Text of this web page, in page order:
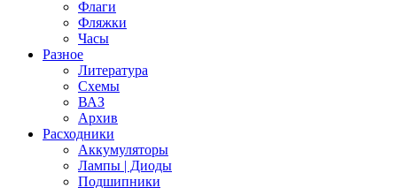
Флаги
Фляжки
Часы
Разное
Литература
Схемы
ВАЗ
Архив
Расходники
Аккумуляторы
Лампы | Диоды
Подшипники